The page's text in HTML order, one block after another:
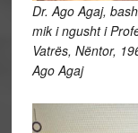
Dr. Ago Agaj,
mik i ngusht i
Vatrës, Nëntor,
Ago Agaj